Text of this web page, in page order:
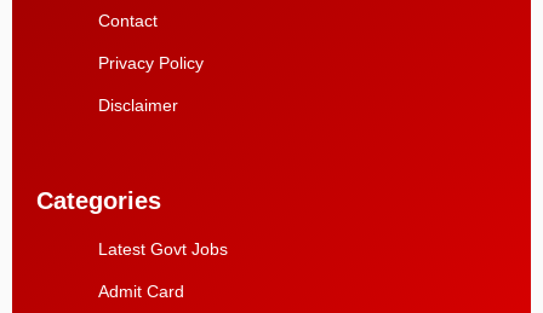
Contact
Privacy Policy
Disclaimer
Categories
Latest Govt Jobs
Admit Card